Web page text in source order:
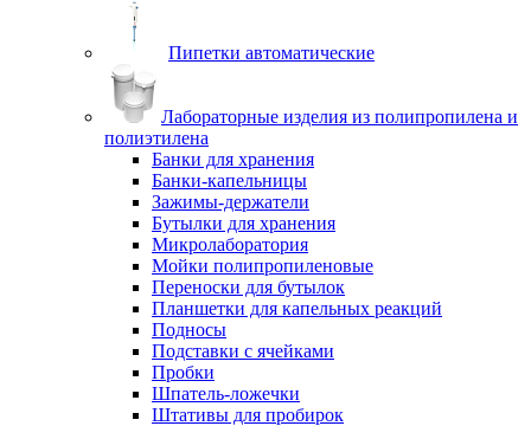
Пипетки автоматические
Лабораторные изделия из полипропилена и
полиэтилена
Банки для хранения
Банки-капельницы
Зажимы-держатели
Бутылки для хранения
Микролаборатория
Мойки полипропиленовые
Переноски для бутылок
Планшетки для капельных реакций
Подносы
Подставки с ячейками
Пробки
Шпатель-ложечки
Штативы для пробирок